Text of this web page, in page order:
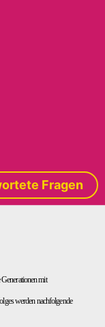
Fragen
mit
werden nachfolgende